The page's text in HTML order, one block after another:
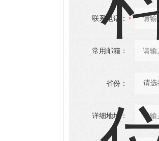
联系电话：
常用邮箱：
省份：
详细地址：